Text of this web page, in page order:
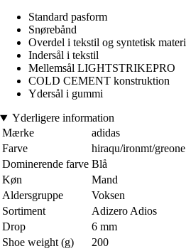
Standard pasform
Snørebånd
Overdel i tekstil og syntetisk
Indersål i tekstil
Mellemsål LIGHTSTRIKEPRO
COLD CEMENT konstruktion
Ydersål i gummi
Yderligere information
Mærke
adidas
Farve
hiraqu/ironmt/greone
Dominerende farve Blå
Køn
Mand
Aldersgruppe
Voksen
Sortiment
Adizero Adios
Drop
6 mm
Shoe weight (g)
200